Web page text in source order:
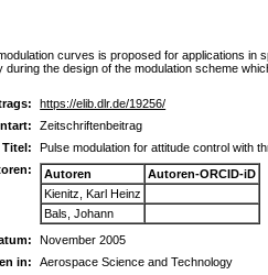
curves is proposed for applications
the design of the modulation scheme
https://elib.dlr.de/19256/
Zeitschriftenbeitrag
Titel:
Pulse modulation for attitude control with
Autoren
Autoren-ORCID-iD
Kienitz, Karl Heinz
Bals, Johann
November 2005
in:
Aerospace Science and Technology